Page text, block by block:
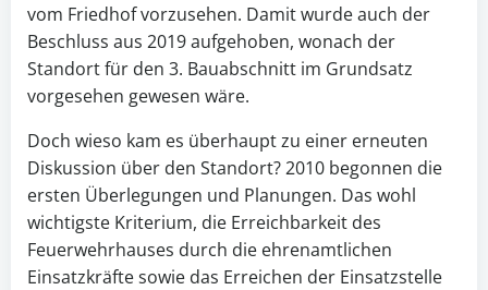
vom Friedhof vorzusehen. Damit wurde auch der
Beschluss aus 2019 aufgehoben, wonach der
Standort für den 3. Bauabschnitt im Grundsatz
vorgesehen gewesen wäre.
Doch wieso kam es überhaupt zu einer erneuten
Diskussion über den Standort? 2010 begonnen die
ersten Überlegungen und Planungen. Das wohl
wichtigste Kriterium, die Erreichbarkeit des
Feuerwehrhauses durch die ehrenamtlichen
Einsatzkräfte sowie das Erreichen der Einsatzstelle